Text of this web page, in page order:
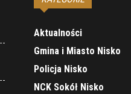
Aktualności
Gmina i Miasto Nisko
Policja Nisko
NCK Sokół Nisko